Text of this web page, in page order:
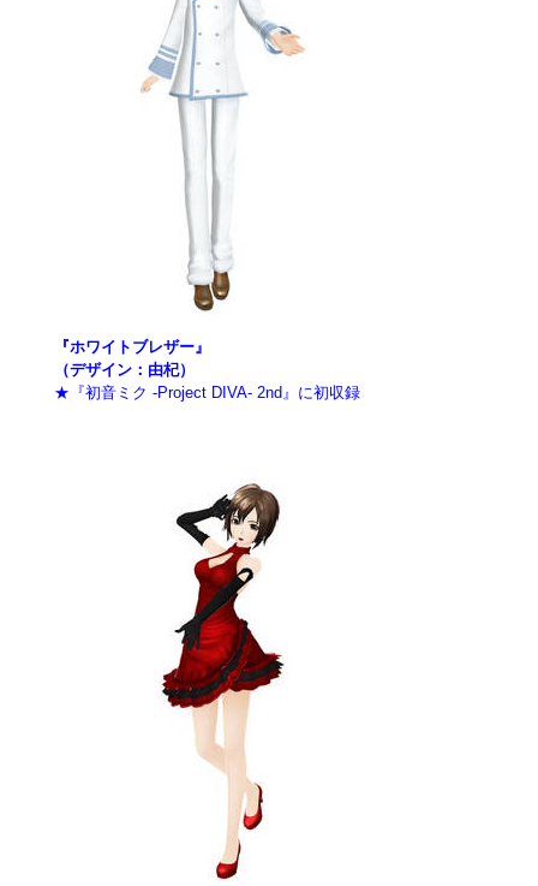
『ホワイトブレザー』
（デザイン：由杞）
★『初音ミク -Project DIVA- 2nd』に初収録